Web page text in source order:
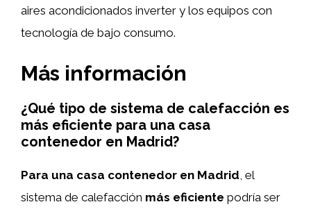
aires acondicionados inverter y los equipos con
tecnología de bajo consumo.
Más información
¿Qué tipo de sistema de calefacción es
más eficiente para una casa
contenedor en Madrid?
Para una casa contenedor en Madrid, el
sistema de calefacción más eficiente podría ser